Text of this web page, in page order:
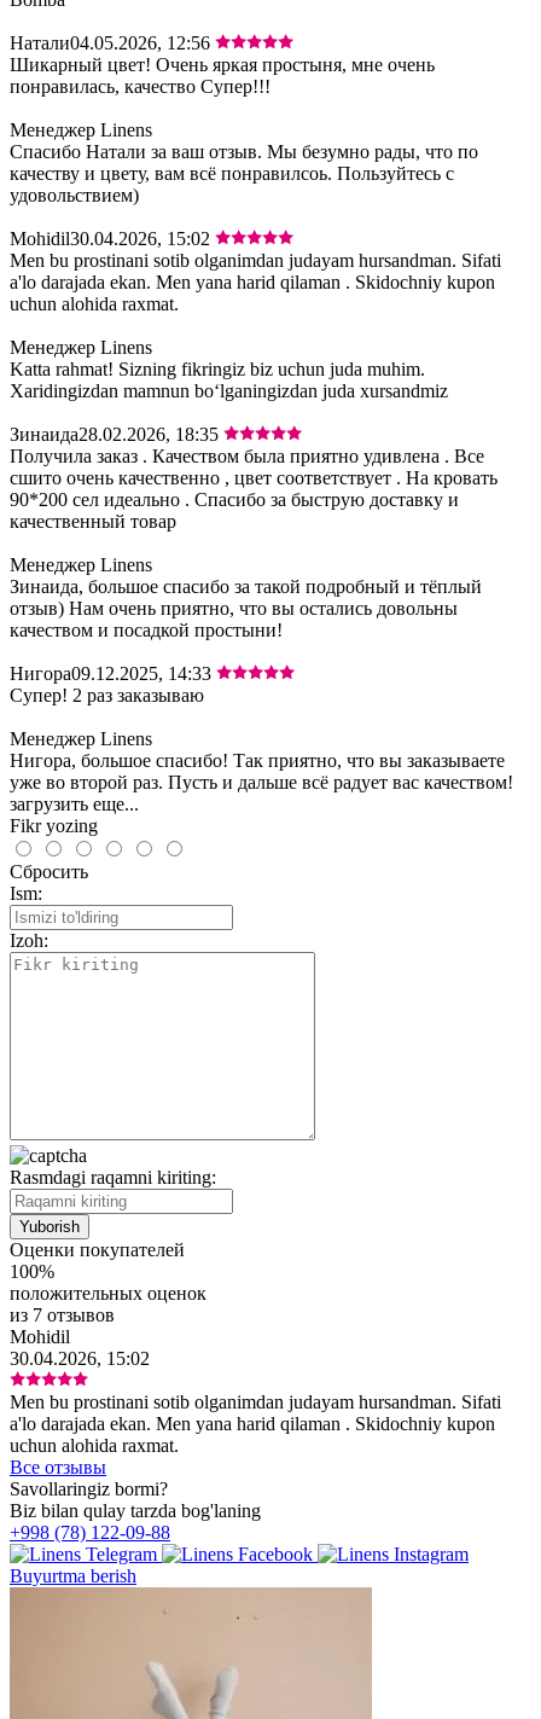
Натали04.05.2026, 12:56
Шикарный цвет! Очень яркая простыня, мне очень
понравилась, качество Супер!!!
Менеджер Linens
Спасибо Натали за ваш отзыв. Мы безумно рады, что по
качеству и цвету, вам всё понравилсоь. Пользуйтесь с
удовольствием)
Mohidil30.04.2026, 15:02
Men bu prostinani sotib olganimdan judayam hursandman. Sifati
a'lo darajada ekan. Men yana harid qilaman . Skidochniy kupon
uchun alohida raxmat.
Менеджер Linens
Katta rahmat! Sizning fikringiz biz uchun juda muhim.
Xaridingizdan mamnun bo‘lganingizdan juda xursandmiz
Зинаида28.02.2026, 18:35
Получила заказ . Качеством была приятно удивлена . Все
сшито очень качественно , цвет соответствует . На кровать
90*200 сел идеально . Спасибо за быструю доставку и
качественный товар
Менеджер Linens
Зинаида, большое спасибо за такой подробный и тёплый
отзыв) Нам очень приятно, что вы остались довольны
качеством и посадкой простыни!
Нигора09.12.2025, 14:33
Супер! 2 раз заказываю
Менеджер Linens
Нигора, большое спасибо! Так приятно, что вы заказываете
уже во второй раз. Пусть и дальше всё радует вас качеством!
загрузить еще...
Fikr yozing
Сбросить
Ism:
Izoh:
Rasmdagi raqamni kiriting:
Оценки покупателей
100%
положительных оценок
из 7 отзывов
Mohidil
30.04.2026, 15:02
Men bu prostinani sotib olganimdan judayam hursandman. Sifati
a'lo darajada ekan. Men yana harid qilaman . Skidochniy kupon
uchun alohida raxmat.
Все отзывы
Savollaringiz bormi?
Biz bilan qulay tarzda bog'laning
+998 (78) 122-09-88
Buyurtma berish